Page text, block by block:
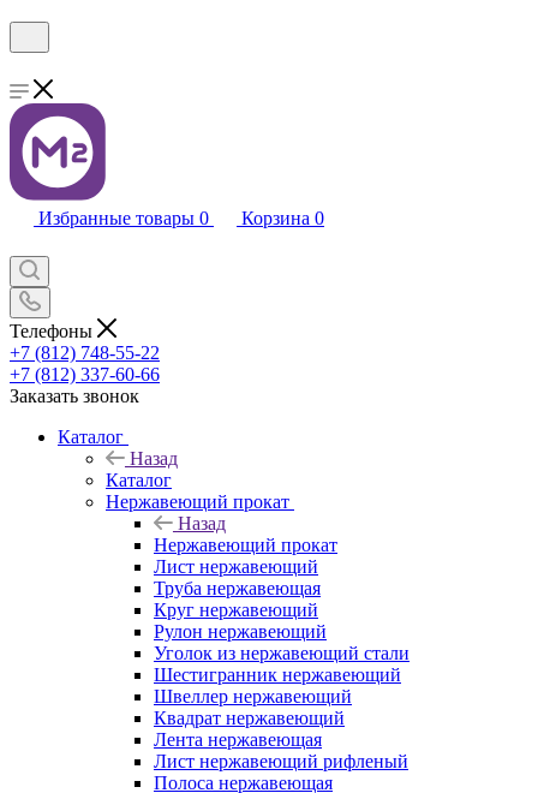
Избранные товары 0 Корзина 0
Телефоны
+7 (812) 748-55-22
+7 (812) 337-60-66
Заказать звонок
Каталог
Назад
Каталог
Нержавеющий прокат
Назад
Нержавеющий прокат
Лист нержавеющий
Труба нержавеющая
Круг нержавеющий
Рулон нержавеющий
Уголок из нержавеющий стали
Шестигранник нержавеющий
Швеллер нержавеющий
Квадрат нержавеющий
Лента нержавеющая
Лист нержавеющий рифленый
Полоса нержавеющая